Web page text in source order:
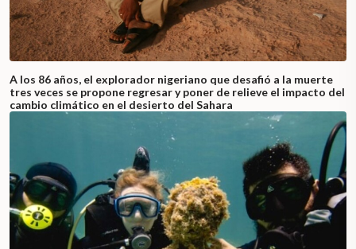
A los 86 años, el explorador nigeriano que desafió a la muerte
tres veces se propone regresar y poner de relieve el impacto del
cambio climático en el desierto del Sahara